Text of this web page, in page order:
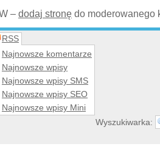
– dodaj stronę do moderowanego
RSS
Najnowsze komentarze
Najnowsze wpisy
Najnowsze wpisy SMS
Najnowsze wpisy SEO
Najnowsze wpisy Mini
Wyszukiwarka: